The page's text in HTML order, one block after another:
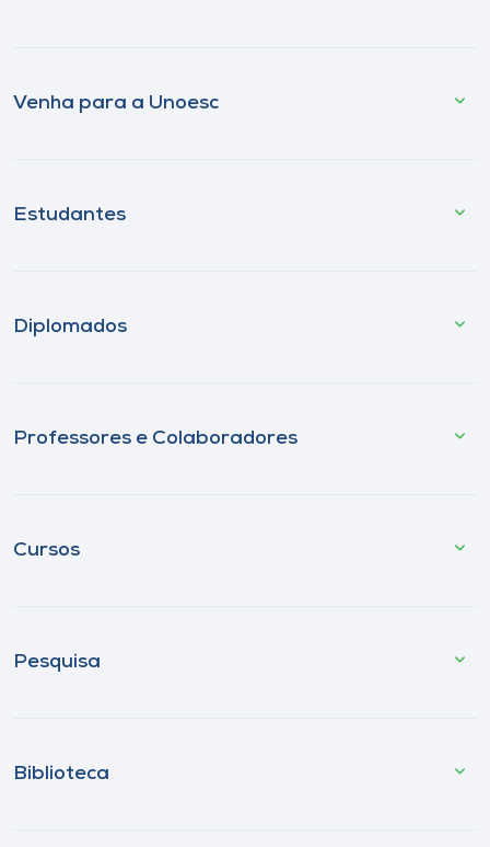
Venha para a Unoesc
Estudantes
Diplomados
Professores e Colaboradores
Cursos
Pesquisa
Biblioteca